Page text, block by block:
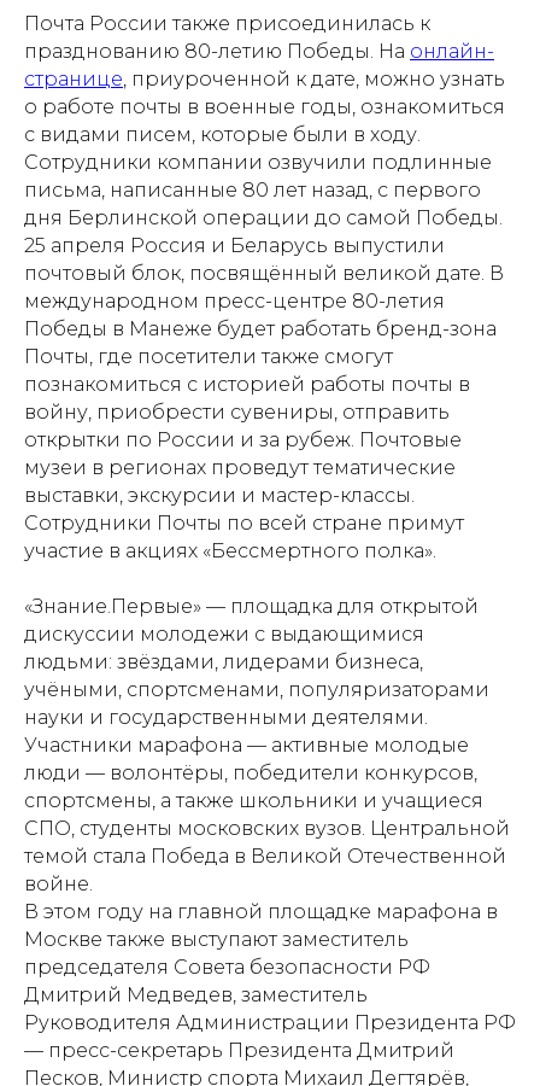
Почта России также присоединилась к
празднованию 80-летию Победы. На онлайн-
странице, приуроченной к дате, можно узнать
о работе почты в военные годы, ознакомиться
с видами писем, которые были в ходу.
Сотрудники компании озвучили подлинные
письма, написанные 80 лет назад, с первого
дня Берлинской операции до самой Победы.
25 апреля Россия и Беларусь выпустили
почтовый блок, посвящённый великой дате. В
международном пресс-центре 80-летия
Победы в Манеже будет работать бренд-зона
Почты, где посетители также смогут
познакомиться с историей работы почты в
войну, приобрести сувениры, отправить
открытки по России и за рубеж. Почтовые
музеи в регионах проведут тематические
выставки, экскурсии и мастер-классы.
Сотрудники Почты по всей стране примут
участие в акциях «Бессмертного полка».
«Знание.Первые» — площадка для открытой
дискуссии молодежи с выдающимися
людьми: звёздами, лидерами бизнеса,
учёными, спортсменами, популяризаторами
науки и государственными деятелями.
Участники марафона — активные молодые
люди — волонтёры, победители конкурсов,
спортсмены, а также школьники и учащиеся
СПО, студенты московских вузов. Центральной
темой стала Победа в Великой Отечественной
войне.
В этом году на главной площадке марафона в
Москве также выступают заместитель
председателя Совета безопасности РФ
Дмитрий Медведев, заместитель
Руководителя Администрации Президента РФ
— пресс-секретарь Президента Дмитрий
Песков, Министр спорта Михаил Дегтярёв,